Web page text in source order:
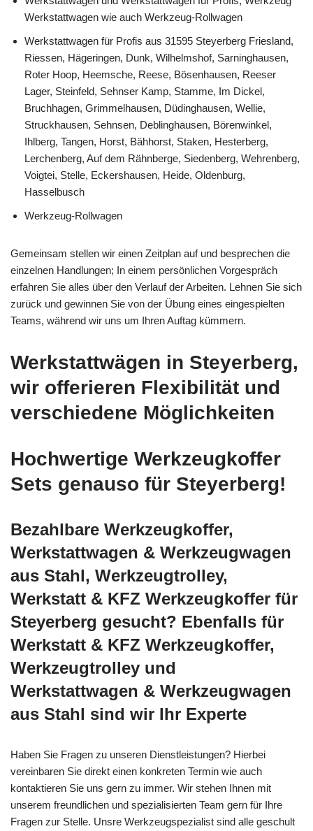
Werkstattwagen wie auch Werkzeug-Rollwagen
Werkstattwagen für Profis aus 31595 Steyerberg Friesland,
Riessen, Hägeringen, Dunk, Wilhelmshof, Sarninghausen,
Roter Hoop, Heemsche, Reese, Bösenhausen, Reeser
Lager, Steinfeld, Sehnser Kamp, Stamme, Im Dickel,
Bruchhagen, Grimmelhausen, Düdinghausen, Wellie,
Struckhausen, Sehnsen, Deblinghausen, Börenwinkel,
Ihlberg, Tangen, Horst, Bähhorst, Staken, Hesterberg,
Lerchenberg, Auf dem Rähnberge, Siedenberg, Wehrenberg,
Voigtei, Stelle, Eckershausen, Heide, Oldenburg,
Hasselbusch
Werkzeug-Rollwagen
Gemeinsam stellen wir einen Zeitplan auf und besprechen die
einzelnen Handlungen; In einem persönlichen Vorgespräch
erfahren Sie alles über den Verlauf der Arbeiten. Lehnen Sie sich
zurück und gewinnen Sie von der Übung eines eingespielten
Teams, während wir uns um Ihren Auftag kümmern.
Werkstattwägen in Steyerberg,
wir offerieren Flexibilität und
verschiedene Möglichkeiten
Hochwertige Werkzeugkoffer
Sets genauso für Steyerberg!
Bezahlbare Werkzeugkoffer,
Werkstattwagen & Werkzeugwagen
aus Stahl, Werkzeugtrolley,
Werkstatt & KFZ Werkzeugkoffer für
Steyerberg gesucht? Ebenfalls für
Werkstatt & KFZ Werkzeugkoffer,
Werkzeugtrolley und
Werkstattwagen & Werkzeugwagen
aus Stahl sind wir Ihr Experte
Haben Sie Fragen zu unseren Dienstleistungen? Hierbei
vereinbaren Sie direkt einen konkreten Termin wie auch
kontaktieren Sie uns gern zu immer. Wir stehen Ihnen mit
unserem freundlichen und spezialisierten Team gern für Ihre
Fragen zur Stelle. Unsre Werkzeugspezialist sind alle geschult